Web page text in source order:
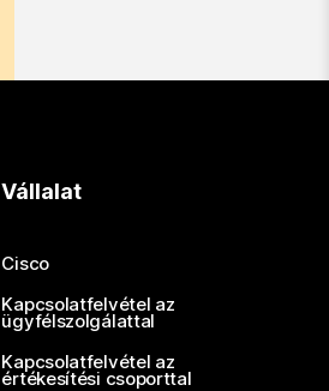
Vállalat
Cisco
Kapcsolatfelvétel az
ügyfélszolgálattal
Kapcsolatfelvétel az
értékesítési csoporttal